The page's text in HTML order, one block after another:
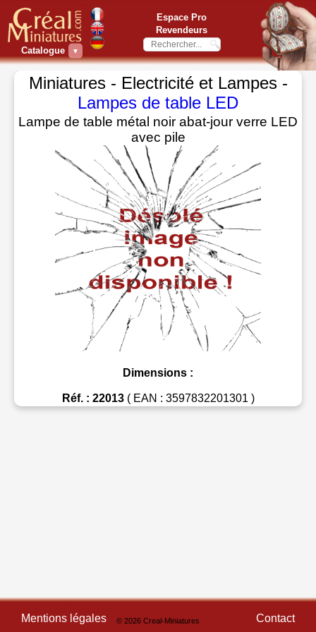
Catalogue ▼
Espace Pro
Revendeurs
Miniatures - Electricité et Lampes -
Lampes de table LED
Lampe de table métal noir abat-jour verre LED
avec pile
Dimensions :
Réf. : 22013( EAN : 3597832201301 )
Mentions légales © 2026 Creal-Miniatures Contact